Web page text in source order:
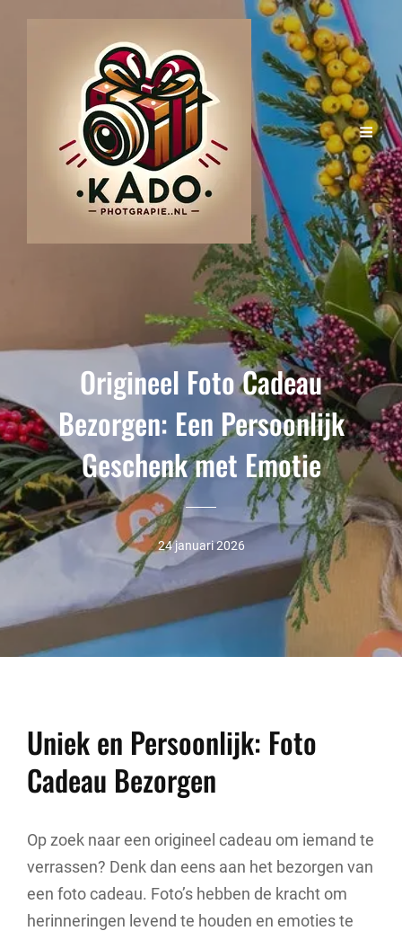
Origineel Foto Cadeau
Bezorgen: Een Persoonlijk
Geschenk met Emotie
24 januari 2026
Uniek en Persoonlijk: Foto
Cadeau Bezorgen
Op zoek naar een origineel cadeau om iemand te
verrassen? Denk dan eens aan het bezorgen van
een foto cadeau. Foto’s hebben de kracht om
herinneringen levend te houden en emoties te